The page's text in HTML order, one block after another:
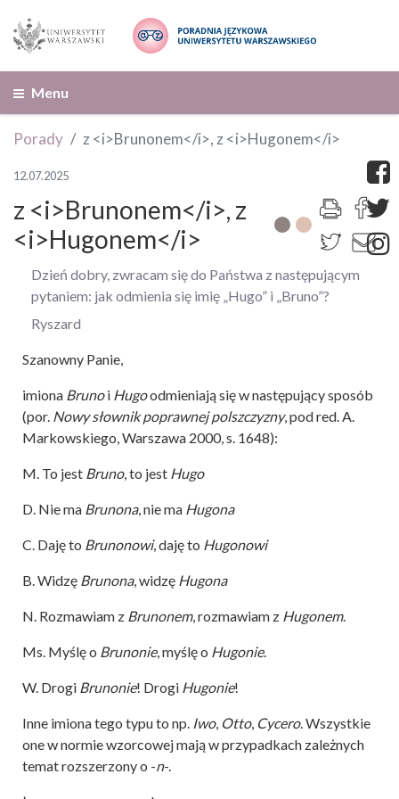
Menu
Porady z <i>Brunonem</i>, z <i>Hugonem</i>
12.07.2025
z <i>Brunonem</i>, z
<i>Hugonem</i>
Dzień dobry, zwracam się do Państwa z następującym
pytaniem: jak odmienia się imię „Hugo” i „Bruno”?
Ryszard
Szanowny Panie,
imiona Brunoi Hugoodmieniają się w następujący sposób
(por. Nowy słownik poprawnej polszczyzny, pod red. A.
Markowskiego, Warszawa 2000, s. 1648):
M. To jest Bruno, to jest Hugo
D. Nie ma Brunona, nie ma Hugona
C. Daję to Brunonowi, daję to Hugonowi
B. Widzę Brunona, widzę Hugona
N. Rozmawiam z Brunonem, rozmawiam z Hugonem.
Ms. Myślę o Brunonie, myślę o Hugonie.
W. Drogi Brunonie! Drogi Hugonie!
Inne imiona tego typu to np. Iwo, Otto, Cycero. Wszystkie
one w normie wzorcowej mają w przypadkach zależnych
temat rozszerzony o -n-.